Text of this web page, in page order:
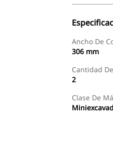
Ancho De
306 mm
Cantidad
2
Clase De